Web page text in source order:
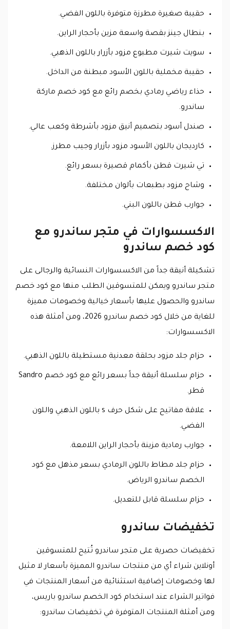
حقيبة صغيرة مطرزة متوفرة باللون الفضي.
بنطال جينز بقصة واسعة مزين بأحجار الراين.
سويت شيرت مطبوع مزود بأزرار باللون الذهبي.
حقيبة مخملية باللون الأسود مبطنة من الداخل.
حذاء رياضي رمادي بخصم رائع مع كود خصم ماركة
ساندرو.
صندل أسود بتصميم أنيق مزود بأشرطة وكعب عالي.
كارديجان باللون الأسود مزود بأزرار وجيب مطرز.
تي شيرت قطن بأكمام قصيرة بسعر رائع.
وشاح مزود بطبعات بألوان مختلفة.
جوارب قطن باللون البني.
الاكسسوارات في متجر ساندرو مع
كود خصم ساندرو
تشكيلة أنيقة جداً من الاكسسوارات النسائية والرجالى على
متجر ساندرو ويمكن للمتسوقين الطلب منها مع كود خصم
ساندرو والحصول عليها بأسعار خيالية وخصومات مميزة
للغاية من خلال كود خصم ساندرو 2026، ومن أمثلة هذه
الاكسسوارات:
حزام جلد مزود بحلقة معدنية مستطيلة باللون الذهبي.
حزام سلسلة أنيقة جداً بسعر رائع مع كود خصم Sandro
قطر.
علاقة مفاتيح على شكل حرف s باللون الذهبي واللون
الفضي.
جوارب رمادية مزينة بأحجار الراين اللامعة.
حزام جلد مطاط باللون الرمادي بسعر مذهل مع كود
الخصم ساندرو الرياض.
حزام سلسلة قابل للتعديل.
تخفيضات ساندرو
تخفيضات حصرية على متجر ساندرو تُتيح للمتسوقين
أونلاين شراء أي من منتجات ساندرو المميزة بأسعار لا مثيل
لها وخصومات إضافية استثنائية من أسعار المنتجات في
فواتير الشراء عند استخدام كود الخصم ساندرو باريس،
ومن أمثلة المنتجات المتوفرة في تخفيضات ساندرو: